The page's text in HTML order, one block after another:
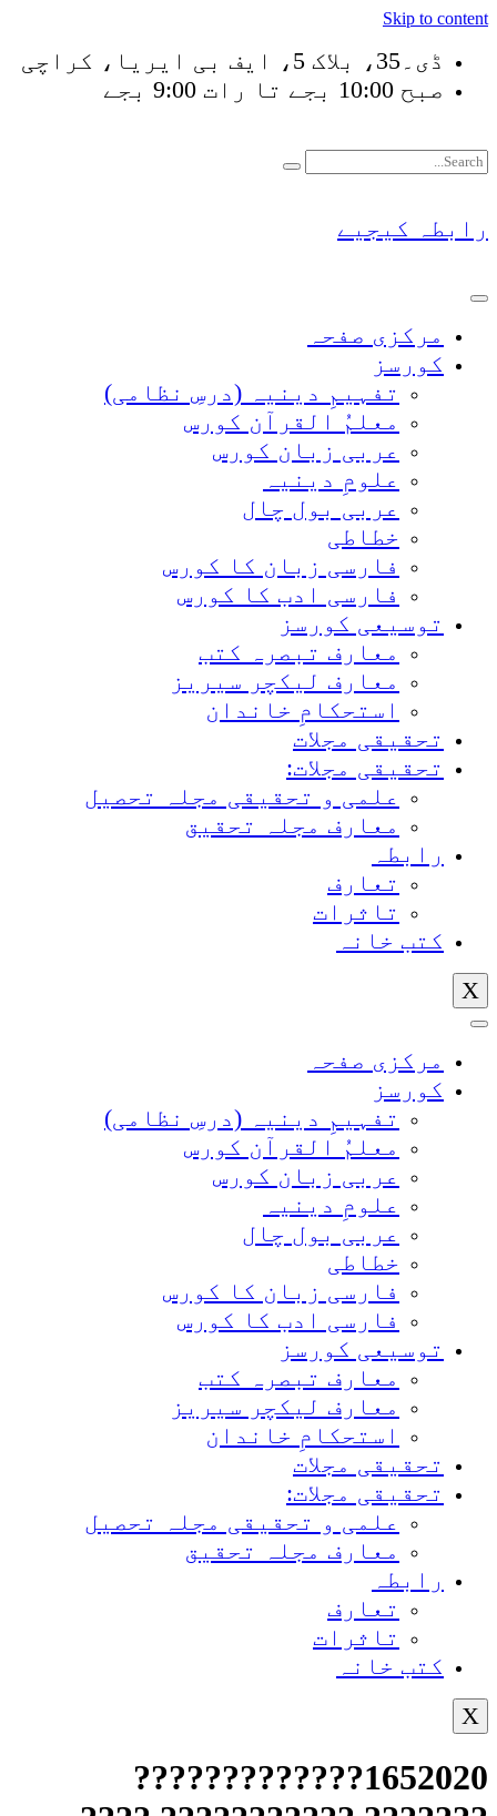
Skip to content
ڈی۔35، بلاک 5، ایف بی ایریا، کراچی
صبح 10:00 بجے تا رات 9:00 بجے
رابطہ کیجیے
مرکزی صفحہ
کورسز
تفہیمِ دینیہ (درسِ نظامی)
معلمُ القرآن کورس
عربی زبان کورس
علومِ دینیہ
عربی بول چال
خطاطی
فارسی زبان کا کورس
فارسی ادب کا کورس
توسیعی کورسز
معارف تبصرہ کتب
معارف لیکچر سیریز
استحکامِ خاندان
تحقیقی مجلات
تحقیقی مجلات:
علمی و تحقیقی مجلہ تحصیل
معارف مجلہ تحقیق
رابطہ
تعارف
تاثرات
کتب خانہ
X
مرکزی صفحہ
کورسز
تفہیمِ دینیہ (درسِ نظامی)
معلمُ القرآن کورس
عربی زبان کورس
علومِ دینیہ
عربی بول چال
خطاطی
فارسی زبان کا کورس
فارسی ادب کا کورس
توسیعی کورسز
معارف تبصرہ کتب
معارف لیکچر سیریز
استحکامِ خاندان
تحقیقی مجلات
تحقیقی مجلات:
علمی و تحقیقی مجلہ تحصیل
معارف مجلہ تحقیق
رابطہ
تعارف
تاثرات
کتب خانہ
X
1652020?????????????